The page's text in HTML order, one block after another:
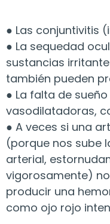
● Las conjuntivitis
● La sequedad
sustancias
también pueden
● La falta de
vasodilatadoras,
● A veces si una
(porque nos sube
arterial,
vigorosamente)
producir una
como ojo rojo